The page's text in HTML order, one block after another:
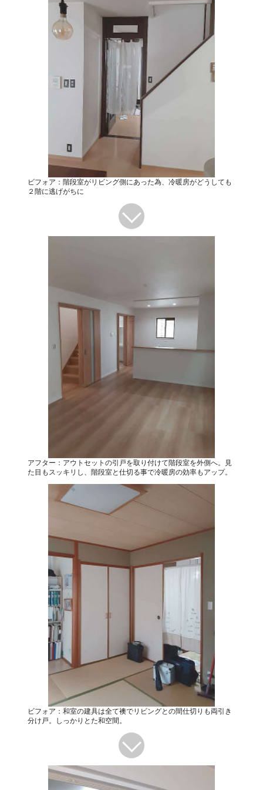
ビフォア：階段室がリビング側にあった為、冷暖房がどうしても
２階に逃げがちに
アフター：アウトセットの引戸を取り付けて階段室を外側へ。見
た目もスッキリし、階段室と仕切る事で冷暖房の効率もアップ。
ビフォア：和室の建具は全て襖でリビングとの間仕切りも両引き
分け戸。しっかりとた和空間。